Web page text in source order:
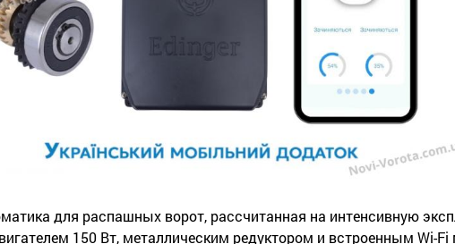
для распашных ворот, рассчитанная на интенсивную
150 Вт, металлическим редуктором и встроенным Wi-